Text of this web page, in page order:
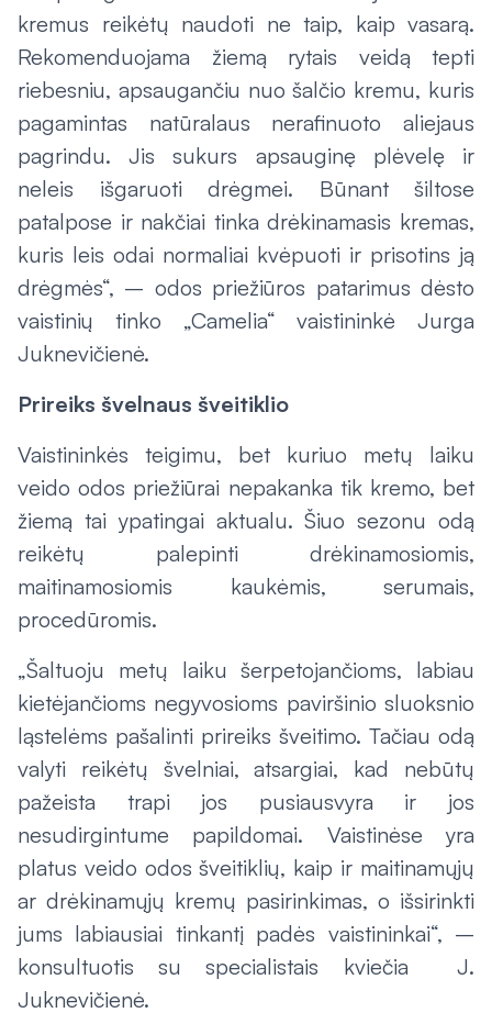
kremus reikėtų naudoti ne taip, kaip vasarą.
Rekomenduojama žiemą rytais veidą tepti
riebesniu, apsaugančiu nuo šalčio kremu, kuris
pagamintas natūralaus nerafinuoto aliejaus
pagrindu. Jis sukurs apsauginę plėvelę ir
neleis išgaruoti drėgmei. Būnant šiltose
patalpose ir nakčiai tinka drėkinamasis kremas,
kuris leis odai normaliai kvėpuoti ir prisotins ją
drėgmės“, – odos priežiūros patarimus dėsto
vaistinių tinko „Camelia“ vaistininkė Jurga
Juknevičienė.
Prireiks švelnaus šveitiklio
Vaistininkės teigimu, bet kuriuo metų laiku
veido odos priežiūrai nepakanka tik kremo, bet
žiemą tai ypatingai aktualu. Šiuo sezonu odą
reikėtų palepinti drėkinamosiomis,
maitinamosiomis kaukėmis, serumais,
procedūromis.
„Šaltuoju metų laiku šerpetojančioms, labiau
kietėjančioms negyvosioms paviršinio sluoksnio
ląstelėms pašalinti prireiks šveitimo. Tačiau odą
valyti reikėtų švelniai, atsargiai, kad nebūtų
pažeista trapi jos pusiausvyra ir jos
nesudirgintume papildomai. Vaistinėse yra
platus veido odos šveitiklių, kaip ir maitinamųjų
ar drėkinamųjų kremų pasirinkimas, o išsirinkti
jums labiausiai tinkantį padės vaistininkai“, –
konsultuotis su specialistais kviečia J.
Juknevičienė.